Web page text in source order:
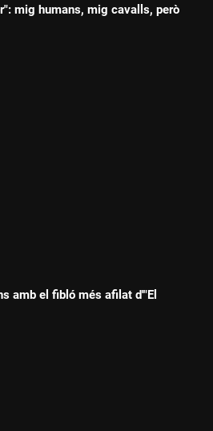
mig humans, mig cavalls, però
amb el fibló més afilat d'"El